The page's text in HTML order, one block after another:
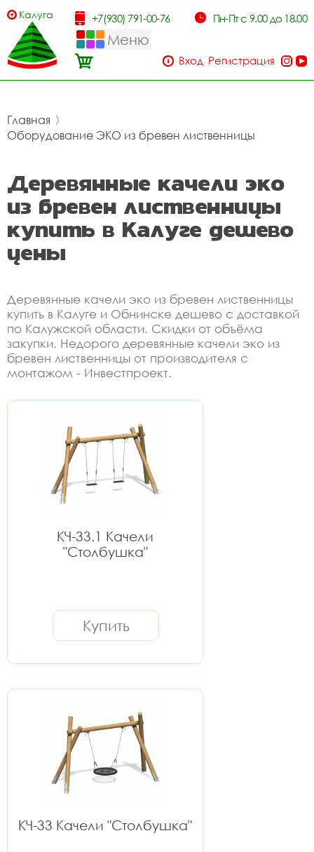
Калуга +7(930) 791-00-76 Пн-Пт с 9.00 до 18.00
Меню
Вход Регистрация
Главная 〉
Оборудование ЭКО из бревен лиственницы
Деревянные качели эко
из бревен лиственницы
купить в Калуге дешево
цены
Деревянные качели эко из бревен лиственницы
купить в Калуге и Обнинске дешево с доставкой
по Калужской области. Скидки от объёма
закупки. Недорого деревянные качели эко из
бревен лиственницы от производителя с
монтажом - Инвестпроект.
КЧ-33.1 Качели
"Столбушка"
Купить
КЧ-33 Качели "Столбушка"